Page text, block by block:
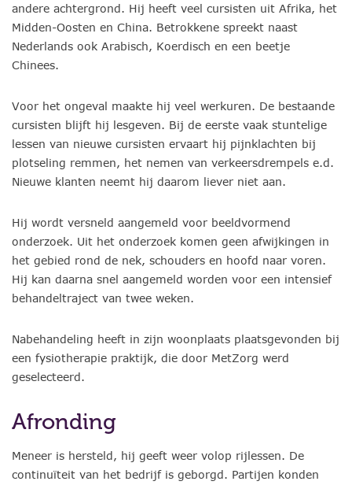
andere achtergrond. Hij heeft veel cursisten uit Afrika, het
Midden-Oosten en China. Betrokkene spreekt naast
Nederlands ook Arabisch, Koerdisch en een beetje
Chinees.
Voor het ongeval maakte hij veel werkuren. De bestaande
cursisten blijft hij lesgeven. Bij de eerste vaak stuntelige
lessen van nieuwe cursisten ervaart hij pijnklachten bij
plotseling remmen, het nemen van verkeersdrempels e.d.
Nieuwe klanten neemt hij daarom liever niet aan.
Hij wordt versneld aangemeld voor beeldvormend
onderzoek. Uit het onderzoek komen geen afwijkingen in
het gebied rond de nek, schouders en hoofd naar voren.
Hij kan daarna snel aangemeld worden voor een intensief
behandeltraject van twee weken.
Nabehandeling heeft in zijn woonplaats plaatsgevonden bij
een fysiotherapie praktijk, die door MetZorg werd
geselecteerd.
Afronding
Meneer is hersteld, hij geeft weer volop rijlessen. De
continuïteit van het bedrijf is geborgd. Partijen konden